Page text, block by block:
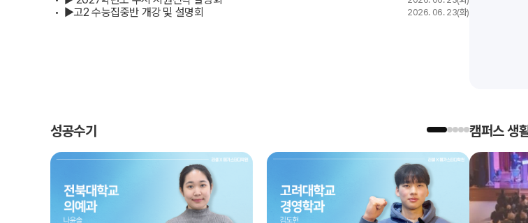
▶고2 수능집중반 개강 및 설명회 2026. 06. 23(화)
성공수기 캠퍼스 생